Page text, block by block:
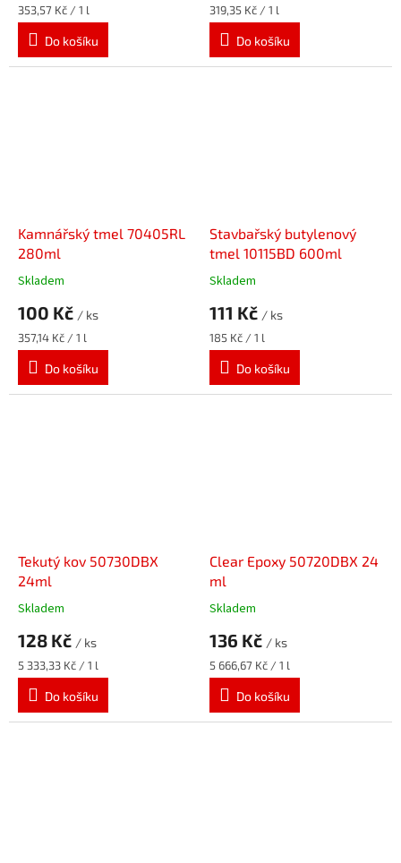
Měrná
cena:
353,57 Kč / 1 l
Do košíku
Měrná
cena:
319,35 Kč / 1 l
Do košíku
Kamnářský tmel 70405RL
280ml
Skladem
100 Kč / ks
Měrná
cena:
357,14 Kč / 1 l
Do košíku
Stavbařský butylenový
tmel 10115BD 600ml
Skladem
111 Kč / ks
Měrná
cena:
185 Kč / 1 l
Do košíku
Tekutý kov 50730DBX
24ml
Skladem
128 Kč / ks
Měrná
cena:
5 333,33 Kč / 1 l
Do košíku
Clear Epoxy 50720DBX 24
ml
Skladem
136 Kč / ks
Měrná
cena:
5 666,67 Kč / 1 l
Do košíku